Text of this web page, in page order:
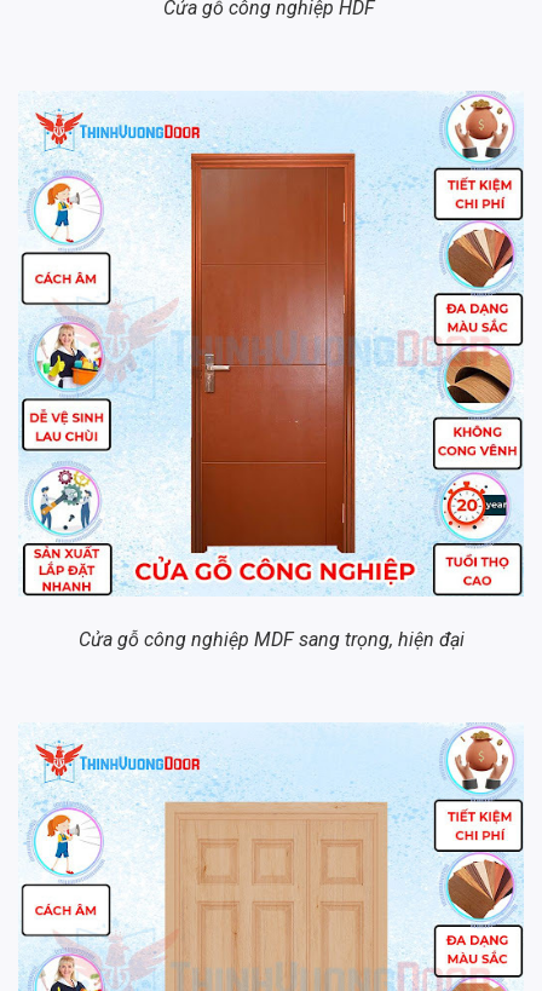
Cửa gỗ công nghiệp HDF
Cửa gỗ công nghiệp MDF sang trọng, hiện đại